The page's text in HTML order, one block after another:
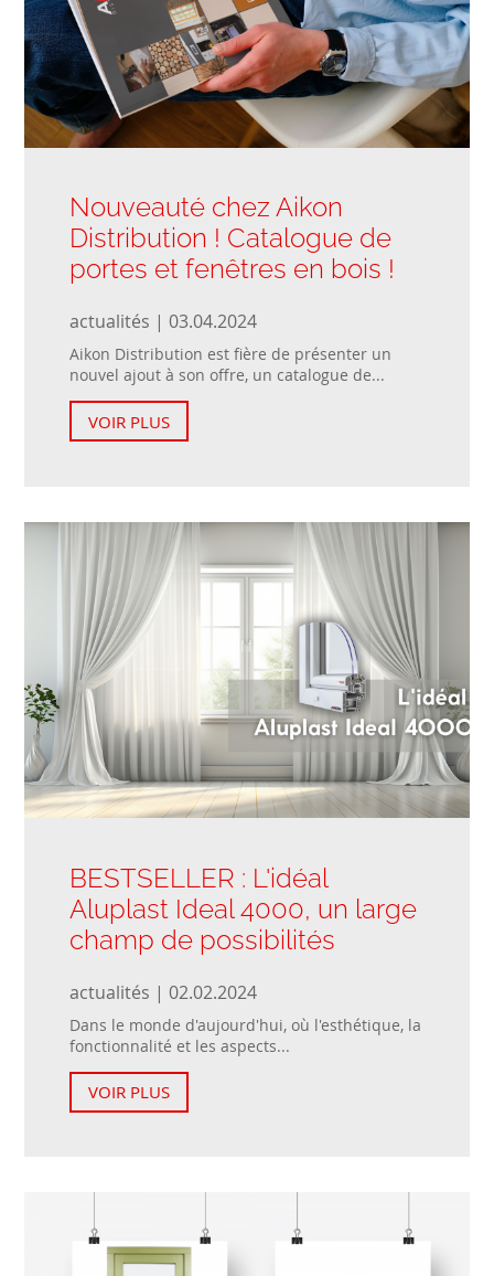
Nouveauté chez Aikon
Distribution ! Catalogue de
portes et fenêtres en bois !
actualités | 03.04.2024
Aikon Distribution est fière de présenter un
nouvel ajout à son offre, un catalogue de...
VOIR PLUS
BESTSELLER : L'idéal
Aluplast Ideal 4000, un large
champ de possibilités
actualités | 02.02.2024
Dans le monde d'aujourd'hui, où l'esthétique, la
fonctionnalité et les aspects...
VOIR PLUS